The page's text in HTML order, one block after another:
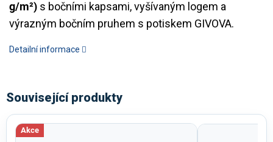
g/m²) s bočními kapsami, vyšívaným logem a
výrazným bočním pruhem s potiskem GIVOVA.
Detailní informace
Související produkty
Akce